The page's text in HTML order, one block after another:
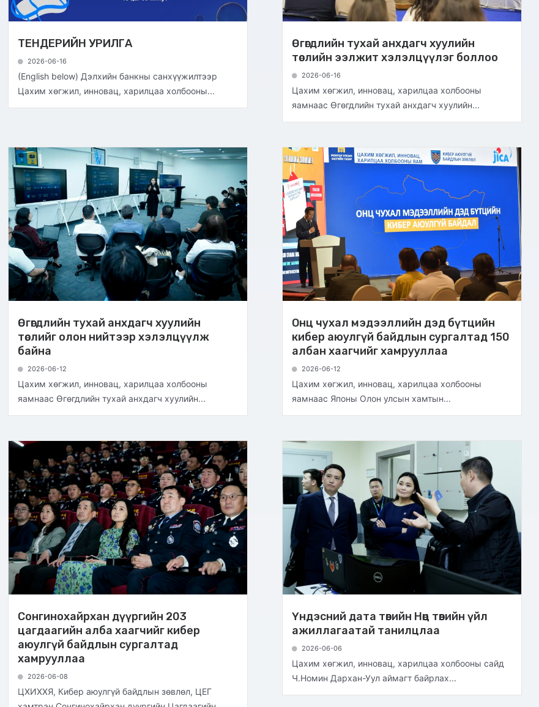
ТЕНДЕРИЙН УРИЛГА
2026-06-16
(English below) Дэлхийн банкны санхүүжилтээр
Цахим хөгжил, инновац, харилцаа холбооны...
Өгөгдлийн тухай анхдагч хуулийн
төслийн ээлжит хэлэлцүүлэг боллоо
2026-06-16
Цахим хөгжил, инновац, харилцаа холбооны
яамнаас Өгөгдлийн тухай анхдагч хуулийн...
Өгөгдлийн тухай анхдагч хуулийн
төслийг олон нийтээр хэлэлцүүлж
байна
2026-06-12
Цахим хөгжил, инновац, харилцаа холбооны
яамнаас Өгөгдлийн тухай анхдагч хуулийн...
Онц чухал мэдээллийн дэд бүтцийн
кибер аюулгүй байдлын сургалтад 150
албан хаагчийг хамрууллаа
2026-06-12
Цахим хөгжил, инновац, харилцаа холбооны
яамнаас Японы Олон улсын хамтын...
Сонгинохайрхан дүүргийн 203
цагдаагийн алба хаагчийг кибер
аюулгүй байдлын сургалтад
хамрууллаа
2026-06-08
ЦХИХХЯ, Кибер аюулгүй байдлын зөвлөл, ЦЕГ
Үндэсний дата төвийн Нөөц төвийн үйл
ажиллагаатай танилцлаа
2026-06-06
Цахим хөгжил, инновац, харилцаа холбооны сайд
Ч.Номин Дархан-Уул аймагт байрлах...